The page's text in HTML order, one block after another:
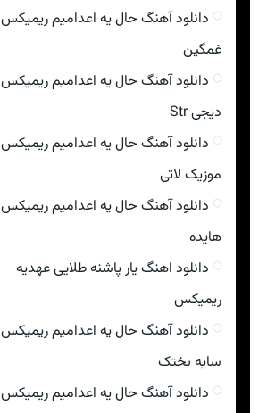
دانلود آهنگ حال یه اعدامیم ریمیکس
غمگین
دانلود آهنگ حال یه اعدامیم ریمیکس
دیجی Str
دانلود آهنگ حال یه اعدامیم ریمیکس
موزیک لاتی
دانلود آهنگ حال یه اعدامیم ریمیکس
هایده
دانلود اهنگ یار پاشنه طلایی عهدیه
ریمیکس
دانلود آهنگ حال یه اعدامیم ریمیکس
سایه بختک
دانلود آهنگ حال یه اعدامیم ریمیکس